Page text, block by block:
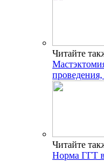
Читайте
Читайте
Норма ГГТ